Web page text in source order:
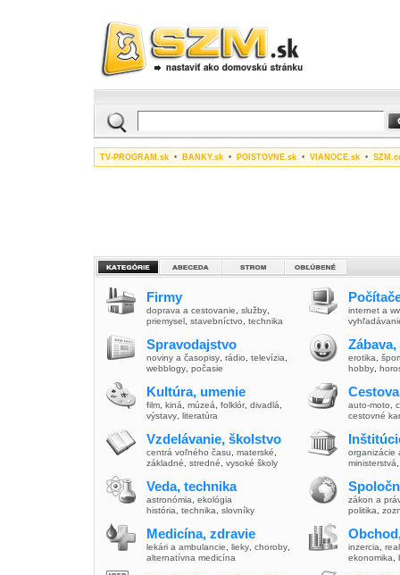
TV-PROGRAM.sk • BANKY.sk • POISTOVNE.sk • VIANOCE.sk •
Firmy
doprava a cestovanie služby
priemysel stavebníctvo technika
Spravodajstvo
noviny a časopisy rádio televízia
webblogy počasie
Kultúra, umenie
film kiná múzeá folklór, divadlá
výstavy literatúra
Vzdelávanie, školstvo
centrá voľného času materské
základné
stredné vysoké školy
Veda, technika
astronómia
ekológia
história
technika slovníky
Medicína, zdravie
lekári a ambulancie lieky choroby
alternatívna medicína
internet a
erotika
hobby
auto-moto
cestovné
organizácie
ministerstvá
zákon a
politika
inzercia
ekonomika